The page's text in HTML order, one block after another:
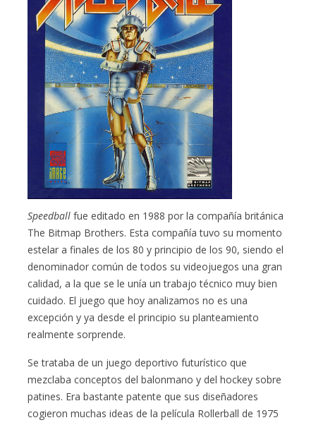
Speedballfue editado en 1988 por la compañía británica
The Bitmap Brothers. Esta compañía tuvo su momento
estelar a finales de los 80 y principio de los 90, siendo el
denominador común de todos su videojuegos una gran
calidad, a la que se le unía un trabajo técnico muy bien
cuidado. El juego que hoy analizamos no es una
excepción y ya desde el principio su planteamiento
realmente sorprende.
Se trataba de un juego deportivo futurístico que
mezclaba conceptos del balonmano y del hockey sobre
patines. Era bastante patente que sus diseñadores
cogieron muchas ideas de la película Rollerball de 1975